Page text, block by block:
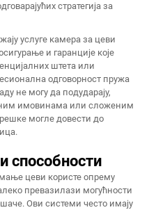
стратегија за
услуге камера за цеви
и гаранције које
штета или
одговорност пружа
не могу да подударају,
имовинама или сложеним
могле довести до
способности
цеви користе опрему
превазилази могућности
Ови системи често имају